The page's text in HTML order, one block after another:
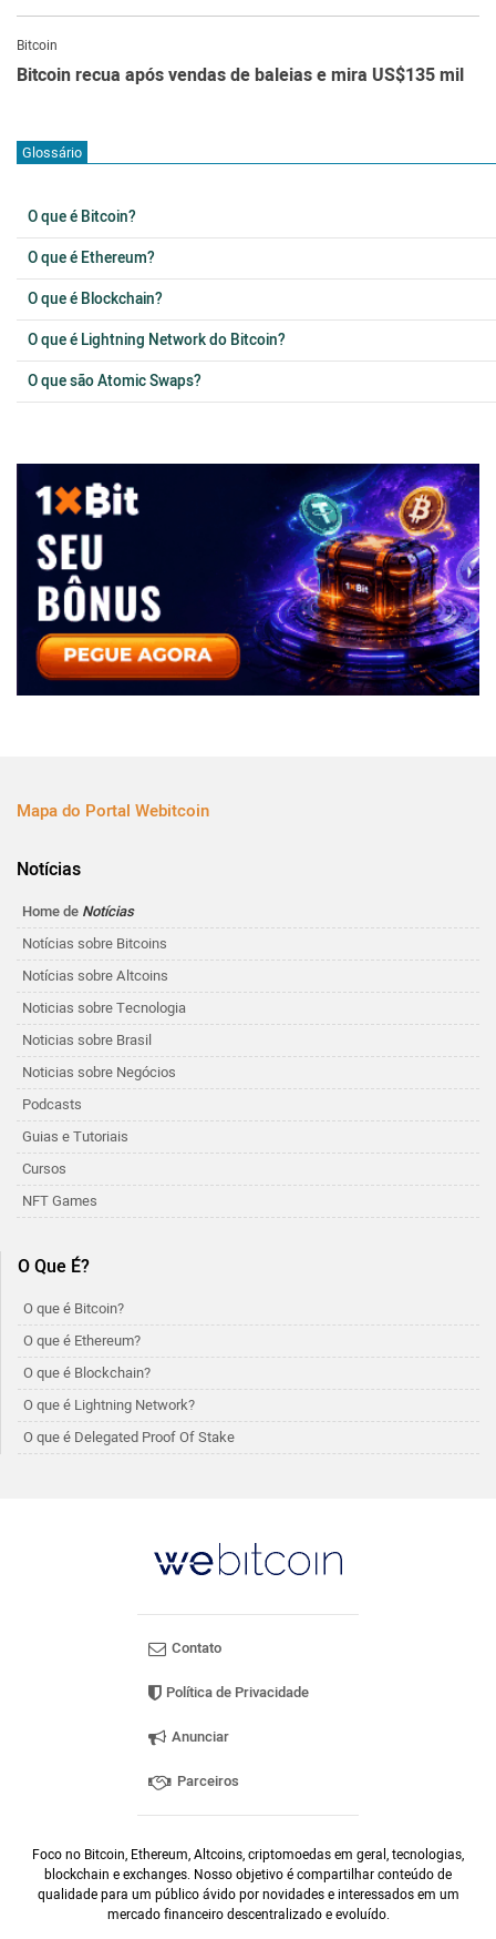
Bitcoin
Bitcoin recua após vendas de baleias e mira US$135 mil
Glossário
O que é Bitcoin?
O que é Ethereum?
O que é Blockchain?
O que é Lightning Network do Bitcoin?
O que são Atomic Swaps?
Mapa do Portal Webitcoin
Notícias
Home de Notícias
Notícias sobre Bitcoins
Notícias sobre Altcoins
Noticias sobre Tecnologia
Noticias sobre Brasil
Noticias sobre Negócios
Podcasts
Guias e Tutoriais
Cursos
NFT Games
O Que É?
O que é Bitcoin?
O que é Ethereum?
O que é Blockchain?
O que é Lightning Network?
O que é Delegated Proof Of Stake
Contato
Política de Privacidade
Anunciar
Parceiros
Foco no Bitcoin, Ethereum, Altcoins, criptomoedas em geral, tecnologias,
blockchain e exchanges. Nosso objetivo é compartilhar conteúdo de
qualidade para um público ávido por novidades e interessados em um
mercado financeiro descentralizado e evoluído.